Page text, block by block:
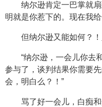
纳尔逊肯定一巴掌就
明就是你惹下的。现在我
但纳尔逊又能如何？
“纳尔逊，一会儿你去
参与了，谈判结果你需要
会，明白么？！”
骂了好一会儿，白痴